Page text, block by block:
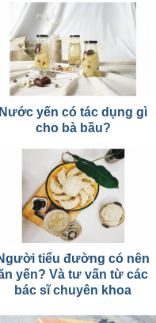
Nước yến có tác dụng gì
cho bà bầu?
tiểu đường có nên
yến? Và tư vấn từ các
bác sĩ chuyên khoa